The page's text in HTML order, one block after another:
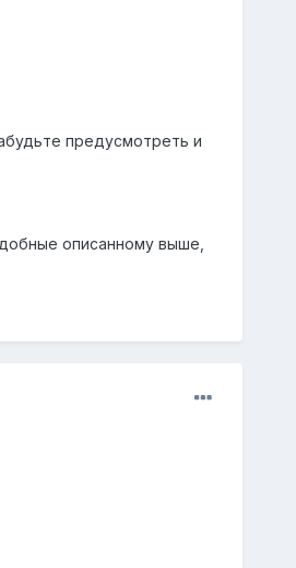
предусмотреть и
описанному выше,